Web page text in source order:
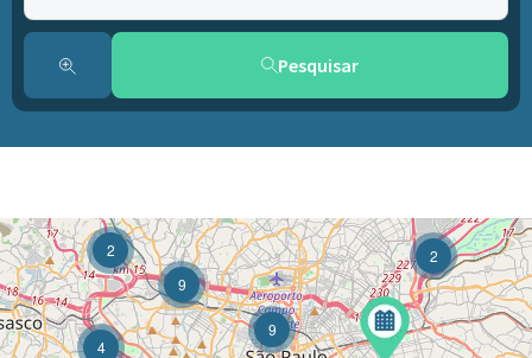
Pesquisar
2
2
9
4
9